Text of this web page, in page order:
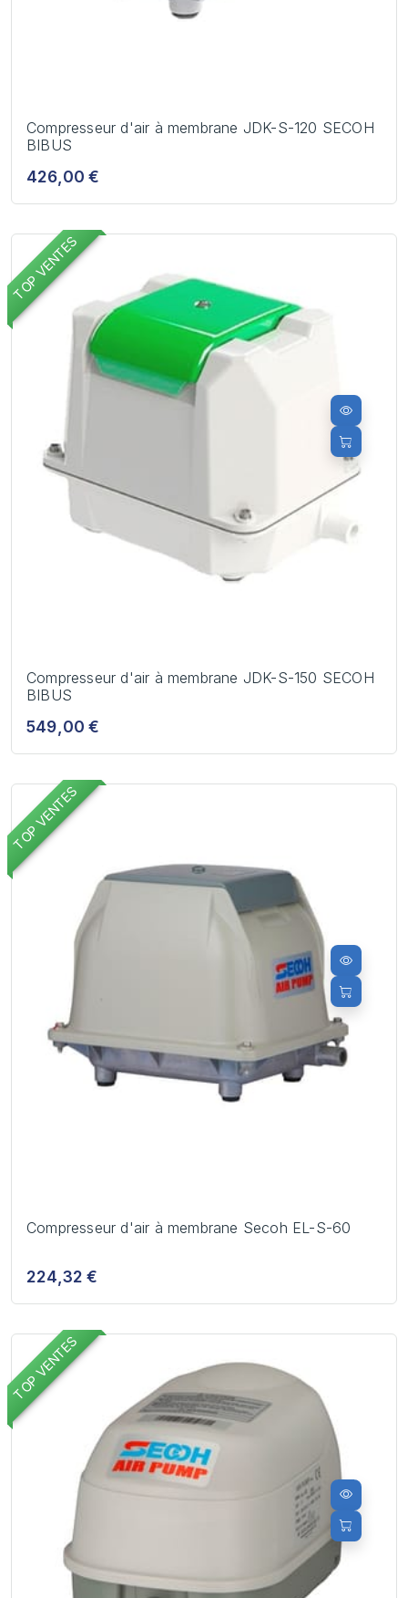
Compresseur d'air à membrane JDK-S-120 SECOH
BIBUS
426,00 €
TOP VENTES
Compresseur d'air à membrane JDK-S-150 SECOH
BIBUS
549,00 €
TOP VENTES
Compresseur d'air à membrane Secoh EL-S-60
224,32 €
TOP VENTES